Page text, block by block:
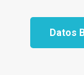
Datos